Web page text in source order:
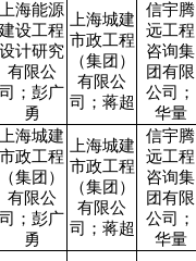
上海能源
建设工程
设计研究
有限公
司；彭广
勇
上海城建
市政工程
（集团）
有限公
司；蒋超
信宇腾
远工程
咨询集
团有限
公司；
华量
上海城建
市政工程
（集团）
有限公
司；彭广
勇
上海城建
市政工程
（集团）
有限公
司；蒋超
信宇腾
远工程
咨询集
团有限
公司；
华量